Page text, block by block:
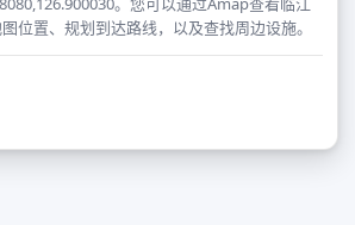
位置、规划到达路线，以及查找周边设施。